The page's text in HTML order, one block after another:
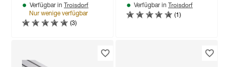
Verfügbar in Troisdorf
Nur wenige verfügbar
(3)
Verfügbar in Troisdorf
(1)